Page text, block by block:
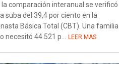
la comparación interanual se verificó
suba del 39,4 por ciento en la
Básica Total (CBT). Una familia
necesitó 44.521 p... LEER MAS